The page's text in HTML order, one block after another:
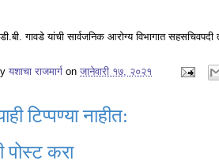
गावडे यांची सार्वजनिक आरोग्य विभागात
यशाचा राजमार्ग on जानेवारी १७, २०२१
टिप्पण्‍या नाहीत:
पोस्ट करा